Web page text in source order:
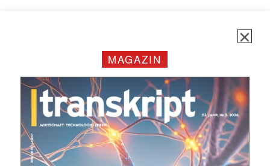
MAGAZIN